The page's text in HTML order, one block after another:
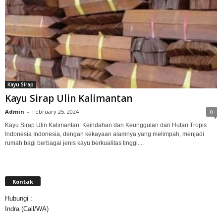
Kayu Sirap
Kayu Sirap Ulin Kalimantan
Admin - February 25, 2024 0
Kayu Sirap Ulin Kalimantan: Keindahan dan Keunggulan dari Hutan Tropis
Indonesia Indonesia, dengan kekayaan alamnya yang melimpah, menjadi
rumah bagi berbagai jenis kayu berkualitas tinggi....
Kontak
Hubungi :
Indra (Call/WA)